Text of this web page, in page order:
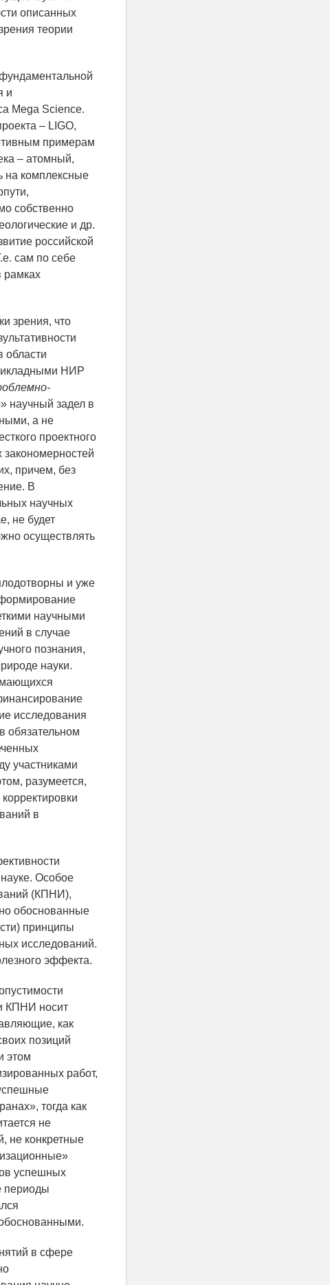
описанных
теории
и
Mega Science.
– LIGO,
примерам
– атомный,
на комплексные
собственно
и др.
российской
сам по себе
рамках
зрения, что
области
НИР
научный задел в
а не
проектного
причем, без
В
научных
не будет
осуществлять
и уже
научными
в случае
познания,
науки.
исследования
обязательном
участниками
разумеется,
в
Особое
(КПНИ),
обоснованные
принципы
исследований.
эффекта.
КПНИ носит
как
позиций
этом
работ,
тогда как
не
не конкретные
успешных
периоды
в сфере